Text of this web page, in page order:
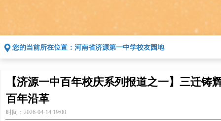
끇 您的当前所在位置： 河南省济源第一中学校友园地
时间： 2026-04-14 19:00
【济源一中百年校庆系列报道之一】三迁
百年沿革